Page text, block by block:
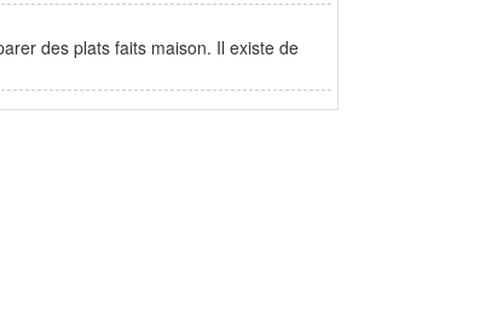
des plats faits maison. Il existe de